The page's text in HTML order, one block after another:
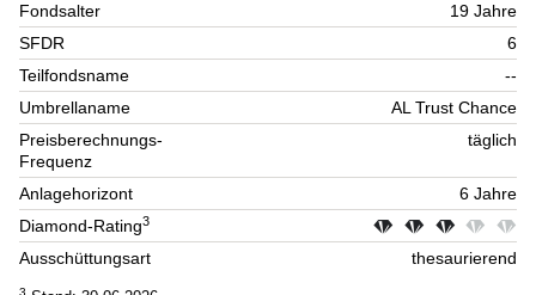
Fondsalter
19 Jahre
SFDR
6
Teilfondsname
--
Umbrellaname
AL Trust Chance
Preisberechnungs-
Frequenz
täglich
Anlagehorizont
6 Jahre
Diamond-Rating3
Ausschüttungsart thesaurierend